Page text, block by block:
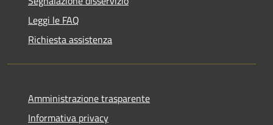
Leggi le FAQ
Richiesta assistenza
Amministrazione trasparente
Informativa privacy